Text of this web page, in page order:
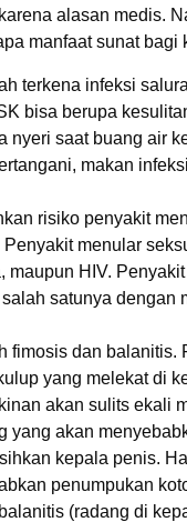
alasan medis.
manfaat sunat bagi
terkena infeksi
bisa berupa
nyeri saat buang air
makan
risiko penyakit
Penyakit menular
maupun HIV.
satunya dengan
fimosis dan balanitis.
yang melekat di
akan sulits ekali
yang akan
kepala penis.
penumpukan
(radang di